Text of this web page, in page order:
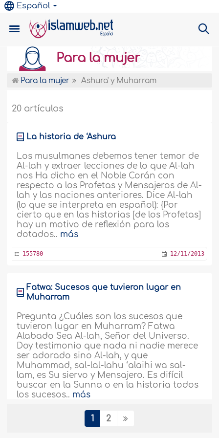
Español
Para la mujer
Para la mujer Ashura' y Muharram
20 artículos
La historia de ‘Ashura
Los musulmanes debemos tener temor de
Al-lah y extraer lecciones de lo que Al-lah
nos Ha dicho en el Noble Corán con
respecto a los Profetas y Mensajeros de Al-
lah y las naciones anteriores. Dice Al-lah
(lo que se interpreta en español): {Por
cierto que en las historias [de los Profetas]
hay un motivo de reflexión para los
dotados.. más
155780 12/11/2013
Fatwa: Sucesos que tuvieron lugar en
Muharram
Pregunta ¿Cuáles son los sucesos que
tuvieron lugar en Muharram? Fatwa
Alabado Sea Al-lah, Señor del Universo.
Doy testimonio que nada ni nadie merece
ser adorado sino Al-lah, y que
Muhammad, sal-lal-lahu ‘alaihi wa sal-
lam, es Su siervo y Mensajero. Es difícil
buscar en la Sunna o en la historia todos
los sucesos.. más
1 2